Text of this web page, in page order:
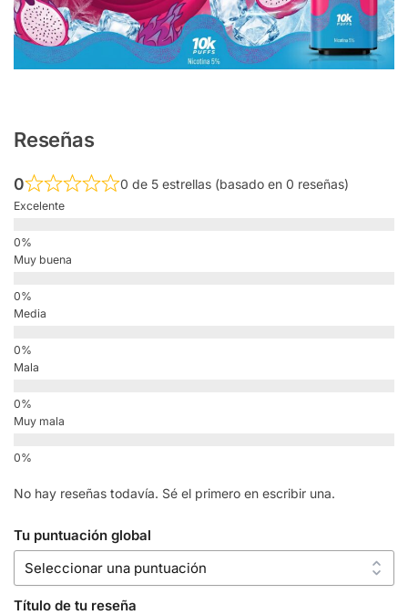
Reseñas
0 0 de 5 estrellas (basado en 0 reseñas)
Excelente
Muy buena
Media
Mala
Muy mala
No hay reseñas todavía. Sé el primero en escribir una.
Tu puntuación global
Título de tu reseña